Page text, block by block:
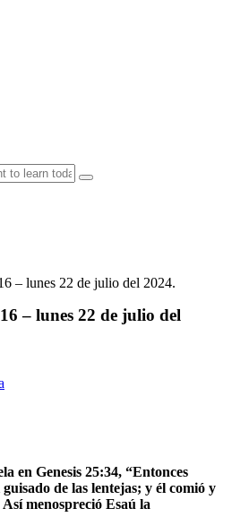
– lunes 22 de julio del 2024.
– lunes 22 de julio del
en Genesis 25:34, “Entonces
de las lentejas; y él comió y
menospreció Esaú la